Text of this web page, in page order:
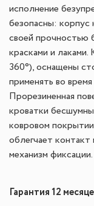
исполнение
безопасны: корпус
своей прочностью
красками и
360°), оснащены
применять во
Прорезиненная
кроватки
ковровом
облегчает
механизм фиксации.
Гарантия 12